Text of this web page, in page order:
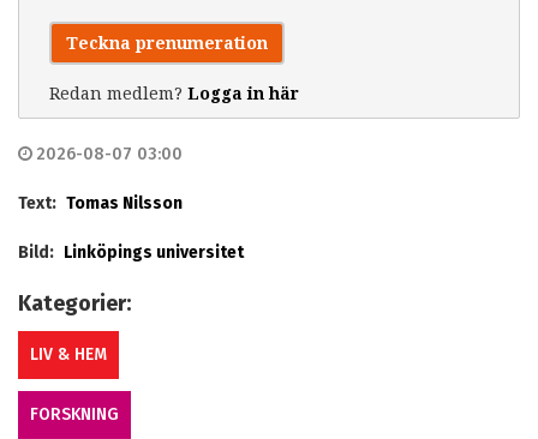
Teckna prenumeration
Redan medlem? Logga in här
2026-08-07 03:00
Text: Tomas Nilsson
Bild: Linköpings universitet
Kategorier:
LIV & HEM
FORSKNING